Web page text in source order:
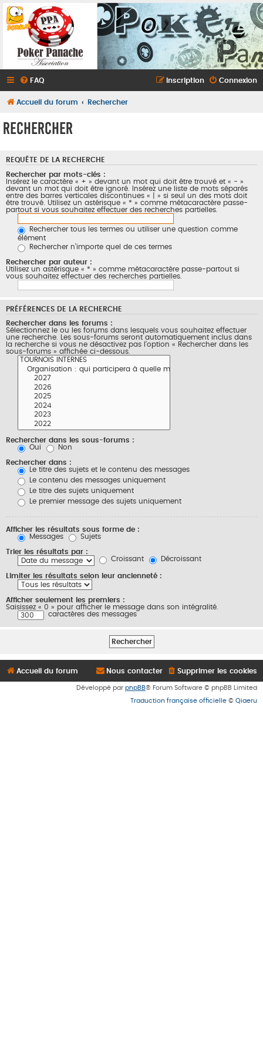
FAQ Connexion
Inscription
Accueil du forum Rechercher
Rechercher
REQUÊTE DE LA RECHERCHE
Rechercher par mots-clés :
Insérez le caractère « + » devant un mot qui doit être trouvé et « - »
devant un mot qui doit être ignoré. Insérez une liste de mots séparés
entre des barres verticales discontinues « | » si seul un des mots doit
être trouvé. Utilisez un astérisque « * » comme métacaractère passe-
partout si vous souhaitez effectuer des recherches partielles.
Rechercher tous les termes ou utiliser une question comme
élément
Rechercher n’importe quel de ces termes
Rechercher par auteur :
Utilisez un astérisque « * » comme métacaractère passe-partout si
vous souhaitez effectuer des recherches partielles.
PRÉFÉRENCES DE LA RECHERCHE
Rechercher dans les forums :
Sélectionnez le ou les forums dans lesquels vous souhaitez effectuer
une recherche. Les sous-forums seront automatiquement inclus dans
la recherche si vous ne désactivez pas l’option « Rechercher dans les
sous-forums » affichée ci-dessous.
Rechercher dans les sous-forums :
Oui
Non
Rechercher dans :
Le titre des sujets et le contenu des messages
Le contenu des messages uniquement
Le titre des sujets uniquement
Le premier message des sujets uniquement
Afficher les résultats sous forme de :
Messages
Sujets
Trier les résultats par :
Croissant
Décroissant
Limiter les résultats selon leur ancienneté :
Afficher seulement les premiers :
Saisissez « 0 » pour afficher le message dans son intégralité.
caractères des messages
Accueil du forum Supprimer les cookies
Nous contacter
Développé par phpBB® Forum Software © phpBB Limited
Traduction française officielle © Qiaeru